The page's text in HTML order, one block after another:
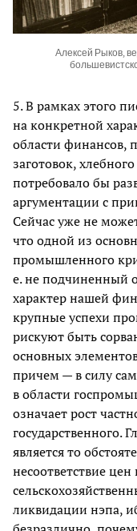
Алексей Рыков,
5. В рамках этого
на конкретной
области финансов,
заготовок,
потребовало бы
аргументации с
Сейчас уже не
что одной из
промышленного
е. не подчиненный
характер нашей
крупные успехи
рискуют быть
основных
причем — в силу
в области
означает рост
государственного.
является то
несоответствие
ликвидации нэпа,